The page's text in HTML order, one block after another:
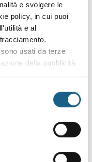
e svolgere le
policy, in cui puoi
e al
usati da terze
della pubblicità
la nostra Privacy
approvata con DGR
grazie ai Fondi
Canale di